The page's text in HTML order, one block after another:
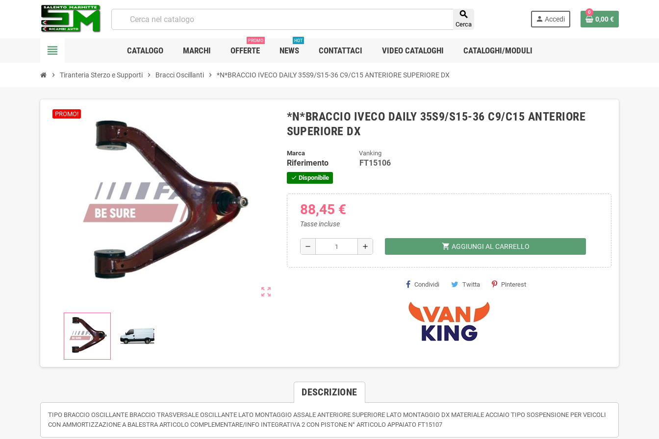

Cerca
person Accedi
0
0,00 €
view_headline CATALOGO MARCHI OFFERTE
PROMO
NEWS
HOT
CONTATTACI VIDEO CATALOGHI CATALOGHI/MODULI
chevron_right Tiranteria Sterzo e Supporti chevron_right Bracci Oscillanti chevron_right *N*BRACCIO IVECO DAILY 35S9/S15-36 C9/C15 ANTERIORE SUPERIORE DX
zoom_out_map
PROMO!
*N*BRACCIO IVECO DAILY 35S9/S15-36 C9/C15 ANTERIORE
SUPERIORE DX
Marca Vanking
Riferimento FT15106
check Disponibile
88,45 €
Tasse incluse
remove add shopping_cart AGGIUNGI AL CARRELLO
Condividi Twitta Pinterest
DESCRIZIONE
TIPO BRACCIO OSCILLANTE BRACCIO TRASVERSALE OSCILLANTE LATO MONTAGGIO ASSALE ANTERIORE SUPERIORE LATO MONTAGGIO DX MATERIALE ACCIAIO TIPO SOSPENSIONE PER VEICOLI
CON AMMORTIZZAZIONE A BALESTRA ARTICOLO COMPLEMENTARE/INFO INTEGRATIVA 2 CON PISTONE N° ARTICOLO APPAIATO FT15107